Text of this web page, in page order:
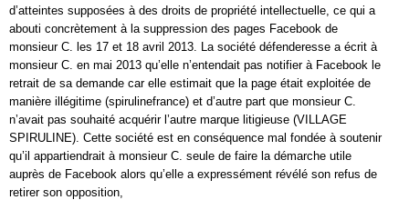
d’atteintes supposées à des droits de propriété intellectuelle, ce qui a
abouti concrètement à la suppression des pages Facebook de
monsieur C. les 17 et 18 avril 2013. La société défenderesse a écrit à
monsieur C. en mai 2013 qu’elle n’entendait pas notifier à Facebook le
retrait de sa demande car elle estimait que la page était exploitée de
manière illégitime (spirulinefrance) et d’autre part que monsieur C.
n’avait pas souhaité acquérir l’autre marque litigieuse (VILLAGE
SPIRULINE). Cette société est en conséquence mal fondée à soutenir
qu’il appartiendrait à monsieur C. seule de faire la démarche utile
auprès de Facebook alors qu’elle a expressément révélé son refus de
retirer son opposition,